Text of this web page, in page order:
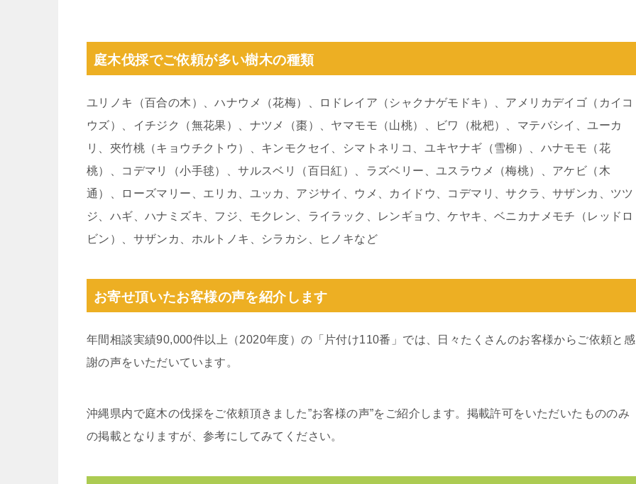
庭木伐採でご依頼が多い樹木の種類
ユリノキ（百合の木）、ハナウメ（花梅）、ロドレイア（シャクナゲモドキ）、アメリカデイゴ（カイコ
ウズ）、イチジク（無花果）、ナツメ（棗）、ヤマモモ（山桃）、ビワ（枇杷）、マテバシイ、ユーカ
リ、夾竹桃（キョウチクトウ）、キンモクセイ、シマトネリコ、ユキヤナギ（雪柳）、ハナモモ（花
桃）、コデマリ（小手毬）、サルスベリ（百日紅）、ラズベリー、ユスラウメ（梅桃）、アケビ（木
通）、ローズマリー、エリカ、ユッカ、アジサイ、ウメ、カイドウ、コデマリ、サクラ、サザンカ、ツツ
ジ、ハギ、ハナミズキ、フジ、モクレン、ライラック、レンギョウ、ケヤキ、ベニカナメモチ（レッドロ
ビン）、サザンカ、ホルトノキ、シラカシ、ヒノキなど
お寄せ頂いたお客様の声を紹介します
年間相談実績90,000件以上（2020年度）の「片付け110番」では、日々たくさんのお客様からご依頼と感
謝の声をいただいています。
沖縄県内で庭木の伐採をご依頼頂きました”お客様の声”をご紹介します。掲載許可をいただいたもののみ
の掲載となりますが、参考にしてみてください。